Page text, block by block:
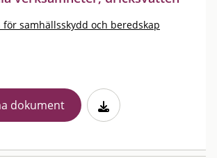
samhällsskydd och beredskap
dokument